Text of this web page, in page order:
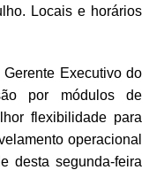
Locais e horários
Executivo do
por módulos de
flexibilidade para
operacional
desta segunda-feira